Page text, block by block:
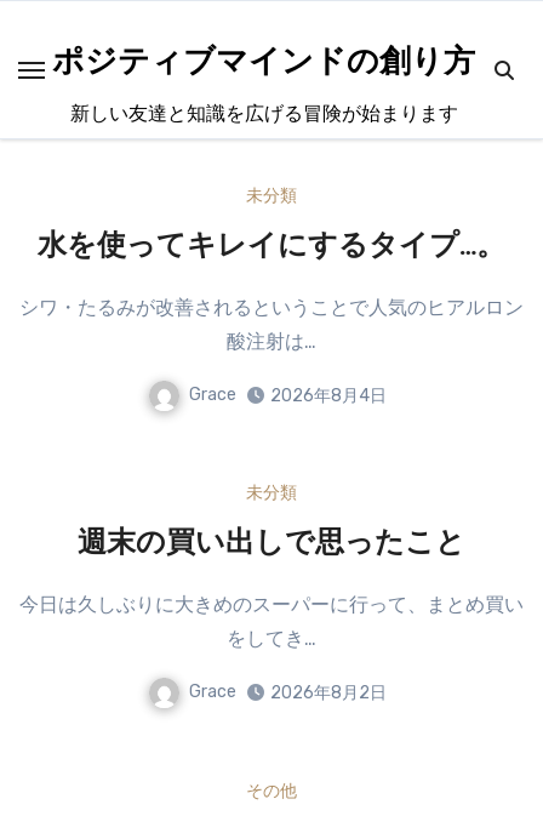
ポジティブマインドの創り方
新しい友達と知識を広げる冒険が始まります
未分類
水を使ってキレイにするタイプ…。
シワ・たるみが改善されるということで人気のヒアルロン
酸注射は…
Grace 2026年8月4日
未分類
週末の買い出しで思ったこと
今日は久しぶりに大きめのスーパーに行って、まとめ買い
をしてき…
Grace 2026年8月2日
その他